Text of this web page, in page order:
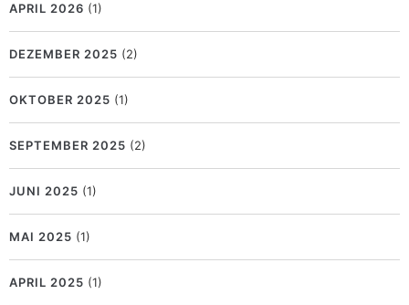
APRIL 2026 (1)
DEZEMBER 2025 (2)
OKTOBER 2025 (1)
SEPTEMBER 2025 (2)
JUNI 2025 (1)
MAI 2025 (1)
APRIL 2025 (1)